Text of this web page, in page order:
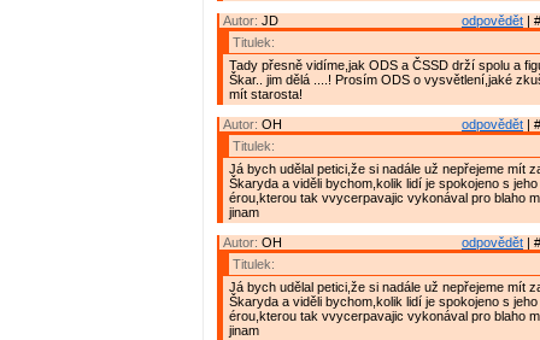
odpovědět |
Autor: JD
Titulek:
Tady přesně vidíme,jak ODS a ČSSD drží spolu a
Škar.. jim dělá ....! Prosím ODS o vysvětlení,jaké
mít starosta!
odpovědět |
Autor: OH
Titulek:
Já bych udělal petici,že si nadále už nepřejeme mít
Škaryda a viděli bychom,kolik lidí je spokojeno s jeho
érou,kterou tak vvycerpavajic vykonával pro blaho
jinam
odpovědět |
Autor: OH
Titulek:
Já bych udělal petici,že si nadále už nepřejeme mít
Škaryda a viděli bychom,kolik lidí je spokojeno s jeho
érou,kterou tak vvycerpavajic vykonával pro blaho
jinam